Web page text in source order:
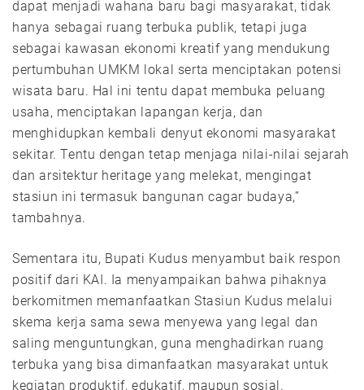
dapat menjadi wahana baru bagi masyarakat, tidak
hanya sebagai ruang terbuka publik, tetapi juga
sebagai kawasan ekonomi kreatif yang mendukung
pertumbuhan UMKM lokal serta menciptakan potensi
wisata baru. Hal ini tentu dapat membuka peluang
usaha, menciptakan lapangan kerja, dan
menghidupkan kembali denyut ekonomi masyarakat
sekitar. Tentu dengan tetap menjaga nilai-nilai sejarah
dan arsitektur heritage yang melekat, mengingat
stasiun ini termasuk bangunan cagar budaya,”
tambahnya.
Sementara itu, Bupati Kudus menyambut baik respon
positif dari KAI. Ia menyampaikan bahwa pihaknya
berkomitmen memanfaatkan Stasiun Kudus melalui
skema kerja sama sewa menyewa yang legal dan
saling menguntungkan, guna menghadirkan ruang
terbuka yang bisa dimanfaatkan masyarakat untuk
kegiatan produktif, edukatif, maupun sosial.